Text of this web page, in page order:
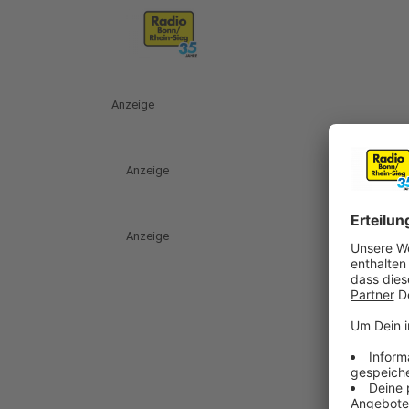
Anzeige
Anzeige
Anzeige